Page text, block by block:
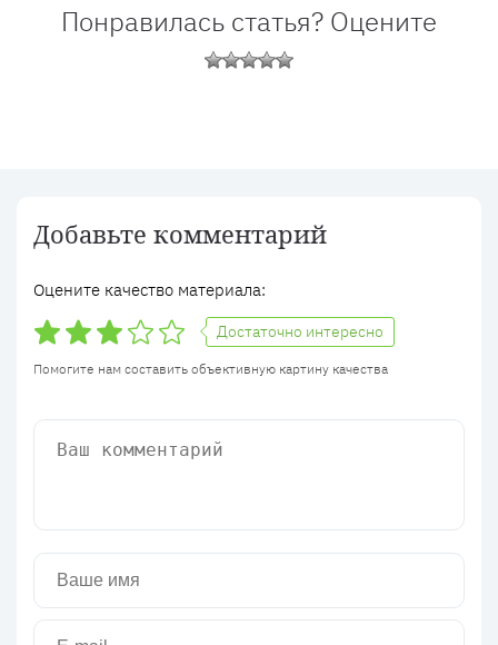
Понравилась статья? Оцените
Добавьте комментарий
Оцените качество материала:
Достаточно интересно
Помогите нам составить объективную картину качества